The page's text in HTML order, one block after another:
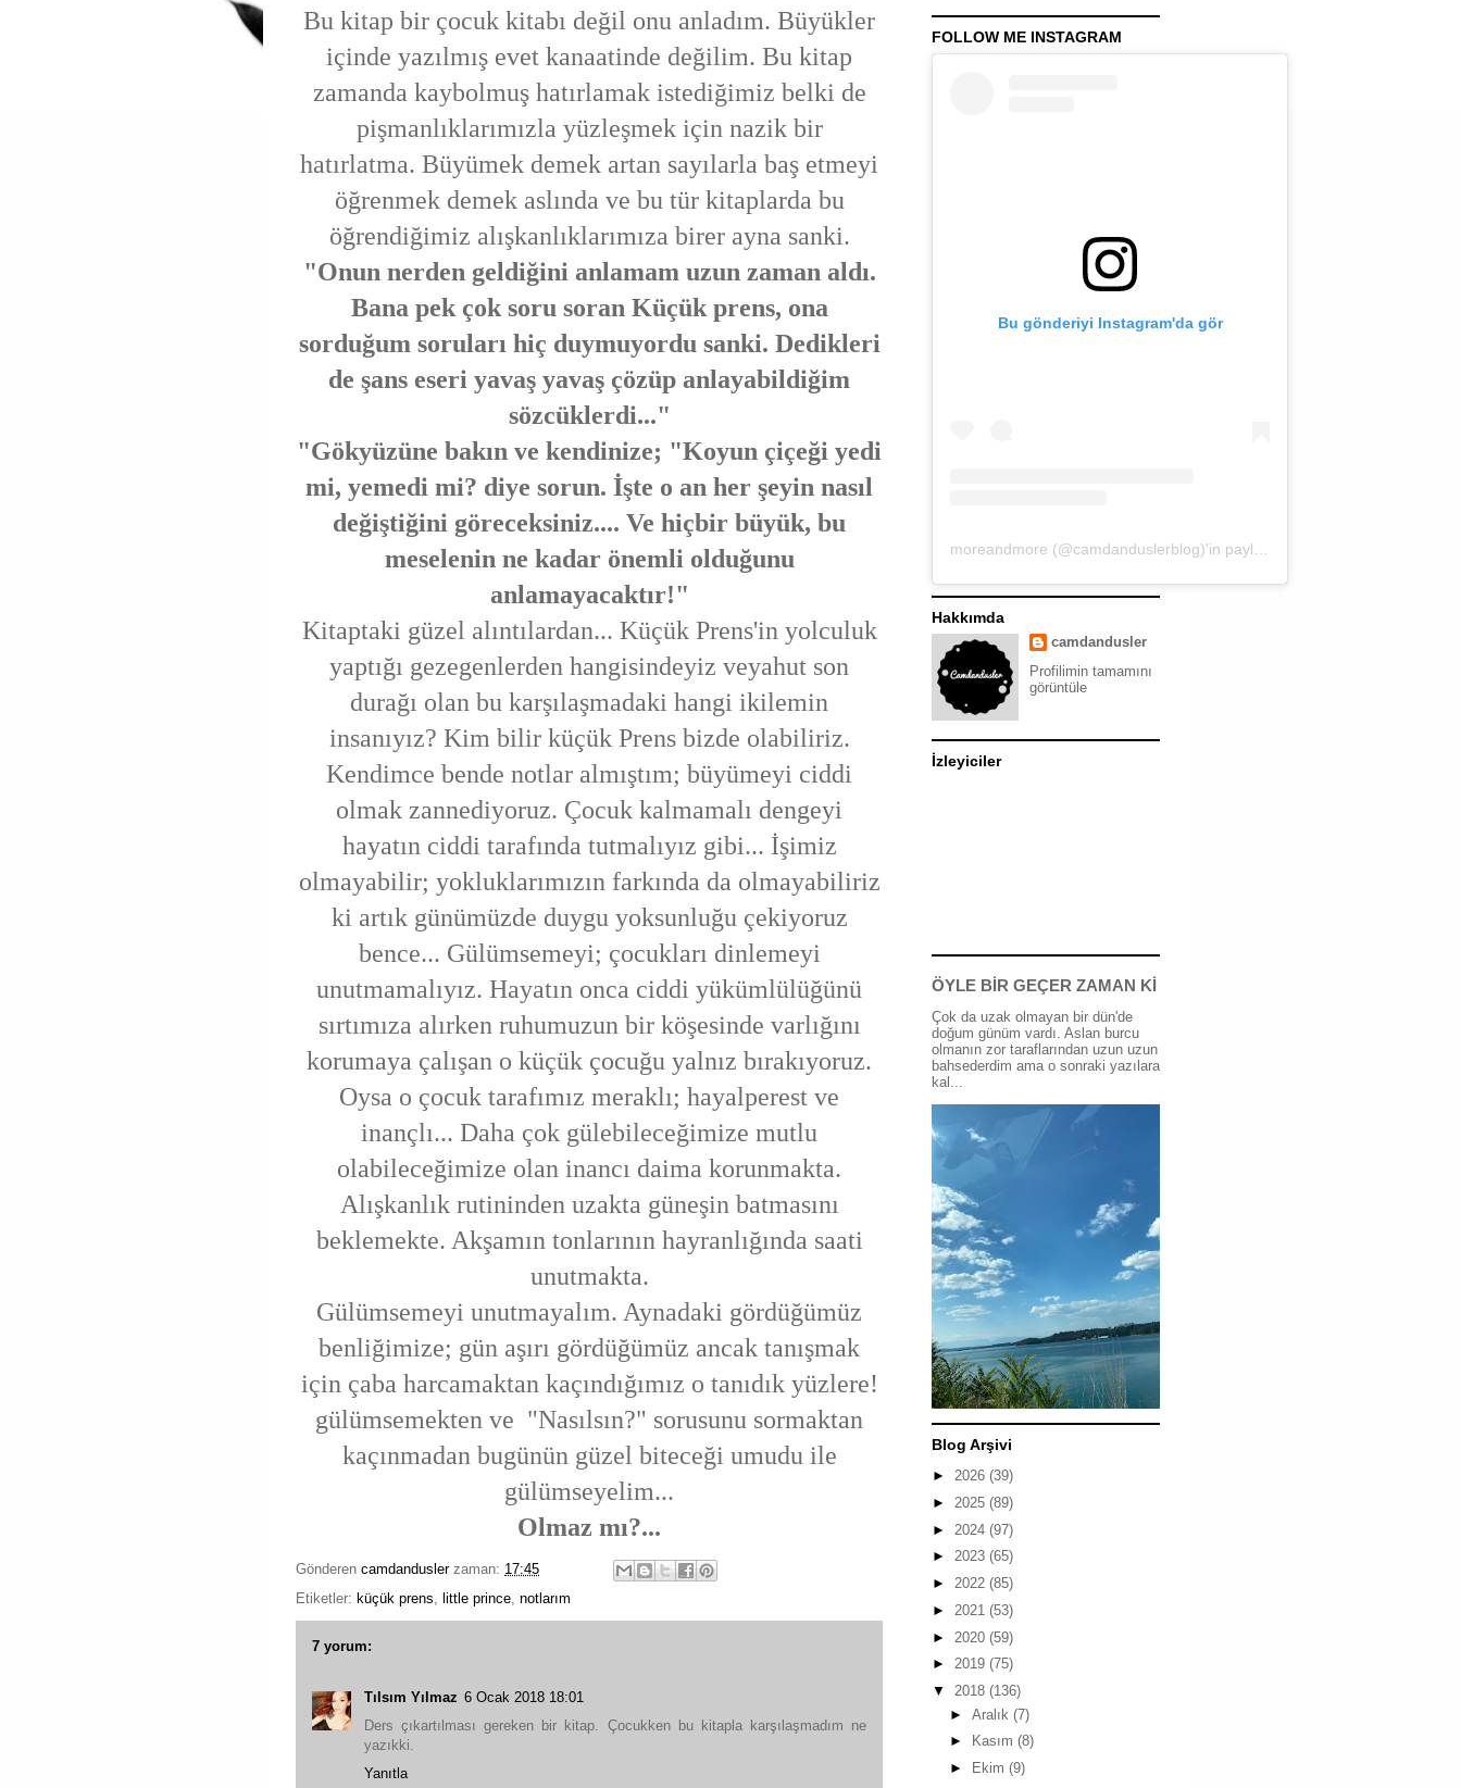
Bu kitap bir çocuk kitabı değil onu anladım. Büyükler
içinde yazılmış evet kanaatinde değilim. Bu kitap
zamanda kaybolmuş hatırlamak istediğimiz belki de
pişmanlıklarımızla yüzleşmek için nazik bir
hatırlatma. Büyümek demek artan sayılarla baş etmeyi
öğrenmek demek aslında ve bu tür kitaplarda bu
öğrendiğimiz alışkanlıklarımıza birer ayna sanki.
"Onun nerden geldiğini anlamam uzun zaman aldı.
Bana pek çok soru soran Küçük prens, ona
sorduğum soruları hiç duymuyordu sanki. Dedikleri
de şans eseri yavaş yavaş çözüp anlayabildiğim
sözcüklerdi..."
"Gökyüzüne bakın ve kendinize; "Koyun çiçeği yedi
mi, yemedi mi? diye sorun. İşte o an her şeyin nasıl
değiştiğini göreceksiniz.... Ve hiçbir büyük, bu
meselenin ne kadar önemli olduğunu
anlamayacaktır!"
Kitaptaki güzel alıntılardan... Küçük Prens'in yolculuk
yaptığı gezegenlerden hangisindeyiz veyahut son
durağı olan bu karşılaşmadaki hangi ikilemin
insanıyız? Kim bilir küçük Prens bizde olabiliriz.
Kendimce bende notlar almıştım; büyümeyi ciddi
olmak zannediyoruz. Çocuk kalmamalı dengeyi
hayatın ciddi tarafında tutmalıyız gibi... İşimiz
olmayabilir; yokluklarımızın farkında da olmayabiliriz
ki artık günümüzde duygu yoksunluğu çekiyoruz
bence... Gülümsemeyi; çocukları dinlemeyi
unutmamalıyız. Hayatın onca ciddi yükümlülüğünü
sırtımıza alırken ruhumuzun bir köşesinde varlığını
korumaya çalışan o küçük çocuğu yalnız bırakıyoruz.
Oysa o çocuk tarafımız meraklı; hayalperest ve
inançlı... Daha çok gülebileceğimize mutlu
olabileceğimize olan inancı daima korunmakta.
Alışkanlık rutininden uzakta güneşin batmasını
beklemekte. Akşamın tonlarının hayranlığında saati
unutmakta.
Gülümsemeyi unutmayalım. Aynadaki gördüğümüz
benliğimize; gün aşırı gördüğümüz ancak tanışmak
için çaba harcamaktan kaçındığımız o tanıdık yüzlere!
gülümsemekten ve "Nasılsın?" sorusunu sormaktan
kaçınmadan bugünün güzel biteceği umudu ile
gülümseyelim...
Olmaz mı?...
Gönderen camdandusler zaman: 17:45
Etiketler: küçük prens, little prince, notlarım
7 yorum:
Tılsım Yılmaz 6 Ocak 2018 18:01
Ders çıkartılması gereken bir kitap. Çocukken bu kitapla karşılaşmadım ne
yazıkki.
Yanıtla
FOLLOW ME INSTAGRAM
Bu gönderiyi Instagram'da gör
Hakkımda
camdandusler
Profilimin tamamını
görüntüle
İzleyiciler
ÖYLE BİR GEÇER ZAMAN Kİ
Çok da uzak olmayan bir dün'de
doğum günüm vardı. Aslan burcu
olmanın zor taraflarından uzun uzun
bahsederdim ama o sonraki yazılara
kal...
Blog Arşivi
► 2026 (39)
► 2025 (89)
► 2024 (97)
► 2023 (65)
► 2022 (85)
► 2021 (53)
► 2020 (59)
► 2019 (75)
▼ 2018 (136)
► Aralık (7)
►
Kasım (8)
►
Ekim (9)